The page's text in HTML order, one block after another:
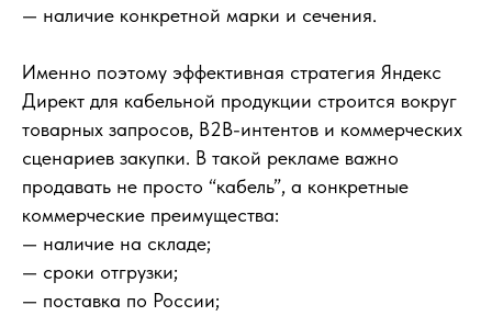
— наличие конкретной марки и сечения.
Именно поэтому эффективная стратегия Яндекс
Директ для кабельной продукции строится вокруг
товарных запросов, B2B-интентов и коммерческих
сценариев закупки. В такой рекламе важно
продавать не просто “кабель”, а конкретные
коммерческие преимущества:
— наличие на складе;
— сроки отгрузки;
— поставка по России;